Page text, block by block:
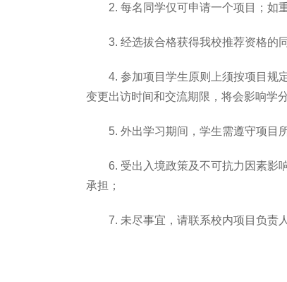
2. 每名同学仅可申请一个项目；如
3. 经选拔合格获得我校推荐资格的
4. 参加项目学生原则上须按项目规
变更出访时间和交流期限，将会影响学
5. 外出学习期间，学生需遵守项目
6. 受出入境政策及不可抗力因素影
承担；
7. 未尽事宜，请联系校内项目负责